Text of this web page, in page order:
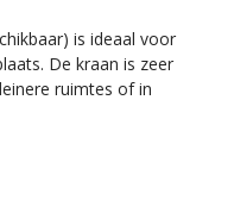
is ideaal voor
De kraan is zeer
ruimtes of in